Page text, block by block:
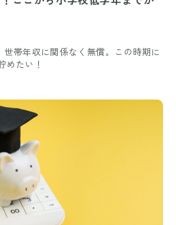
年収に関係なく無償。この時期に
めたい！